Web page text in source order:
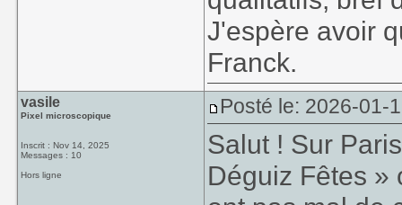
J'espère avoir
Franck.
vasile
Pixel microscopique
Inscrit : Nov 14, 2025
Messages : 10
Hors ligne
Posté le: 2026-01-
Salut ! Sur
Déguiz Fêtes »